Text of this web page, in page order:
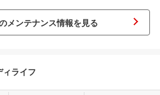
メンテナンス情報を見る
ライフ